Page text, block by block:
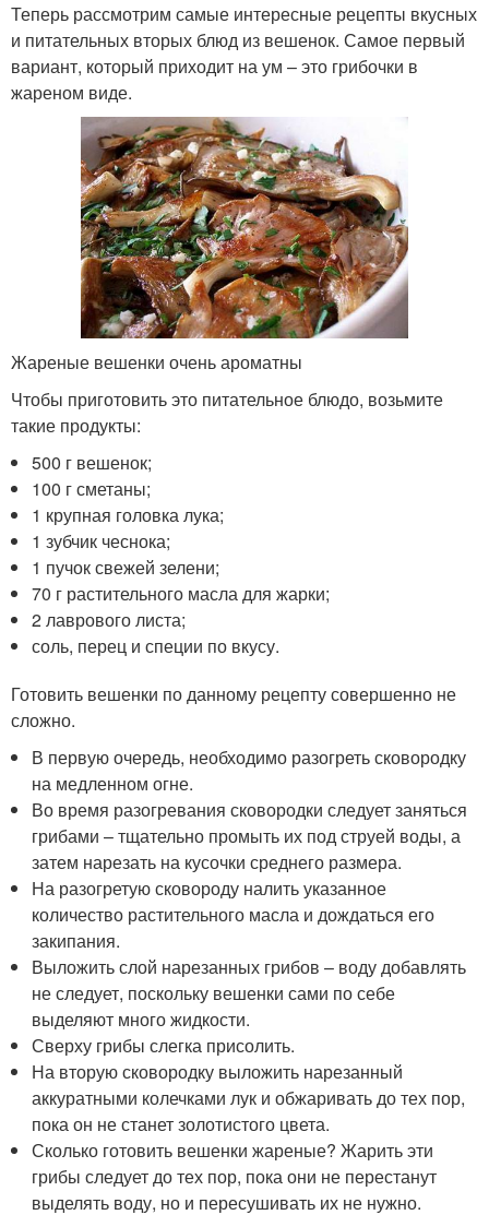
Теперь рассмотрим самые интересные рецепты вкусных
и питательных вторых блюд из вешенок. Самое первый
вариант, который приходит на ум – это грибочки в
жареном виде.
Жареные вешенки очень ароматны
Чтобы приготовить это питательное блюдо, возьмите
такие продукты:
500 г вешенок;
100 г сметаны;
1 крупная головка лука;
1 зубчик чеснока;
1 пучок свежей зелени;
70 г растительного масла для жарки;
2 лаврового листа;
соль, перец и специи по вкусу.
Готовить вешенки по данному рецепту совершенно не
сложно.
В первую очередь, необходимо разогреть сковородку
на медленном огне.
Во время разогревания сковородки следует заняться
грибами – тщательно промыть их под струей воды, а
затем нарезать на кусочки среднего размера.
На разогретую сковороду налить указанное
количество растительного масла и дождаться его
закипания.
Выложить слой нарезанных грибов – воду добавлять
не следует, поскольку вешенки сами по себе
выделяют много жидкости.
Сверху грибы слегка присолить.
На вторую сковородку выложить нарезанный
аккуратными колечками лук и обжаривать до тех пор,
пока он не станет золотистого цвета.
Сколько готовить вешенки жареные? Жарить эти
грибы следует до тех пор, пока они не перестанут
выделять воду, но и пересушивать их не нужно.